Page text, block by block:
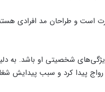
است و طراحان مد افرادی
شخصیتی او باشد. به
رواج پیدا کرد و سبب پیدایش